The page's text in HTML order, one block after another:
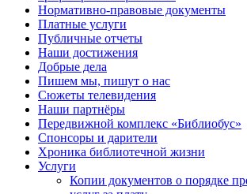
Нормативно-правовые документы
Платные услуги
Публичные отчеты
Наши достижения
Добрые дела
Пишем мы, пишут о нас
Сюжеты телевидения
Наши партнёры
Передвижной комплекс «Библиобус»
Спонсоры и дарители
Хроника библиотечной жизни
Услуги
Копии документов о порядке